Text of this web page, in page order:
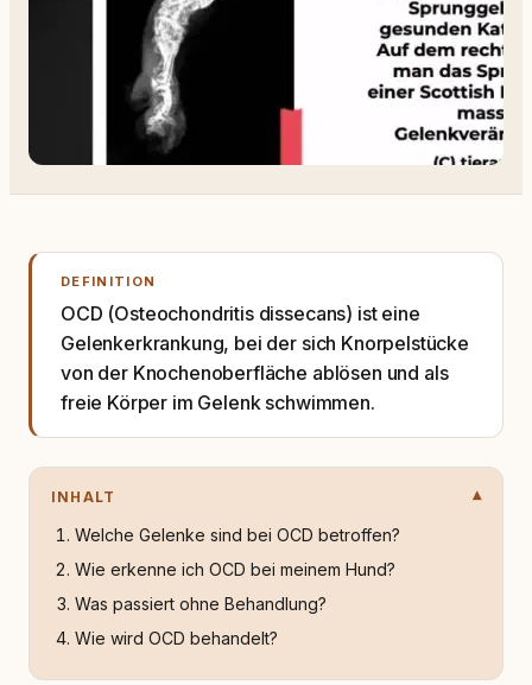
DEFINITION
OCD (Osteochondritis dissecans) ist eine
Gelenkerkrankung, bei der sich Knorpelstücke
von der Knochenoberfläche ablösen und als
freie Körper im Gelenk schwimmen.
INHALT
Welche Gelenke sind bei OCD betroffen?
Wie erkenne ich OCD bei meinem Hund?
Was passiert ohne Behandlung?
Wie wird OCD behandelt?